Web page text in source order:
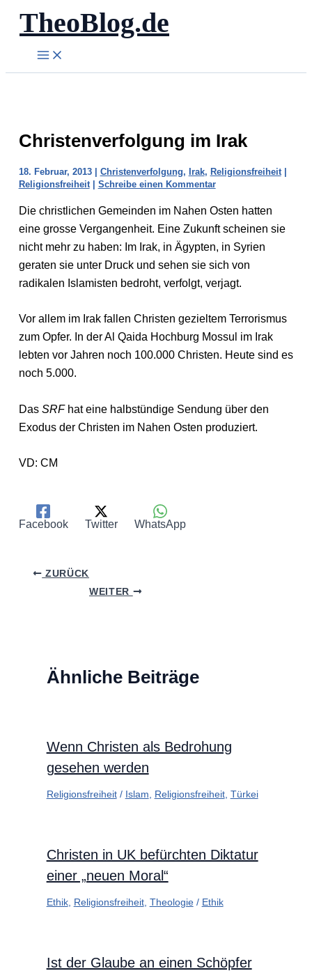
Zum
Inhalt
springen
TheoBlog.de
Christenverfolgung im Irak
18. Februar, 2013 | Christenverfolgung, Irak, Religionsfreiheit|
Religionsfreiheit| Schreibe einen Kommentar
Die christlichen Gemeinden im Nahen Osten hatten
eine grosse Vergangenheit. Eine Zukunft scheinen sie
nicht mehr zu haben: Im Irak, in Ägypten, in Syrien
geraten sie unter Druck und sehen sie sich von
radikalen Islamisten bedroht, verfolgt, verjagt.
Vor allem im Irak fallen Christen gezieltem Terrorismus
zum Opfer. In der Al Qaida Hochburg Mossul im Irak
lebten vor Jahren noch 100.000 Christen. Heute sind es
noch 5.000.
Das SRFhat eine halbstündige Sendung über den
Exodus der Christen im Nahen Osten produziert.
VD: CM
Facebook Twitter WhatsApp
ZURÜCK
WEITER
Ähnliche Beiträge
Wenn Christen als Bedrohung
gesehen werden
Religionsfreiheit/ Islam Religionsfreiheit, Türkei
Christen in UK befürchten Diktatur
einer „neuen Moral“
Ethik, Religionsfreiheit, Theologie/ Ethik
Ist der Glaube an einen Schöpfer